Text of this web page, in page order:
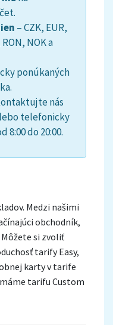
– CZK, EUR,
NOK a
ponúkaných
nás
telefonicky
8:00 do 20:00.
Medzi našimi
obchodník,
si zvoliť
tarify Easy,
karty v tarife
tarifu Custom